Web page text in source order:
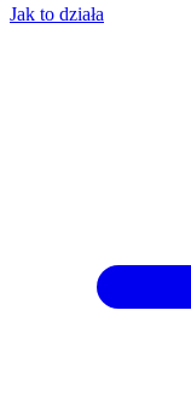
Jak to działa